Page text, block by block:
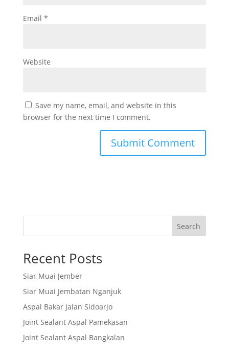
Email *
Website
Save my name, email, and website in this
browser for the next time I comment.
Search
Recent Posts
Siar Muai Jember
Siar Muai Jembatan Nganjuk
Aspal Bakar Jalan Sidoarjo
Joint Sealant Aspal Pamekasan
Joint Sealant Aspal Bangkalan